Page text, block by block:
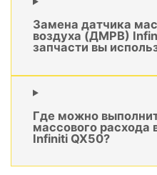
Замена датчика
воздуха (ДМРВ)
запчасти вы
Где можно
массового
Infiniti QX50?